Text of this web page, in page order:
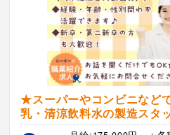
★スーパーやコンビニなど
乳・清涼飲料水の製造スタ